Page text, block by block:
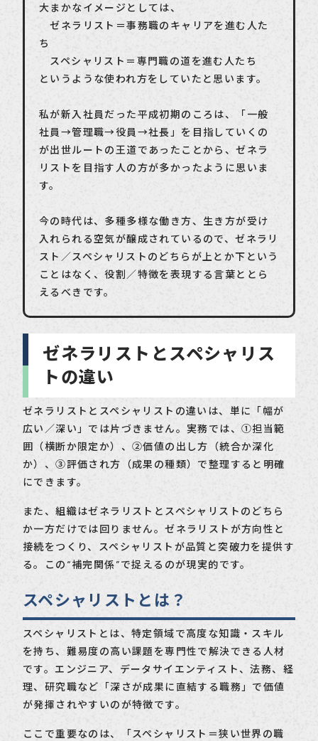
大まかなイメージとしては、
ゼネラリスト＝事務職のキャリアを進む人た
ち
スペシャリスト＝専門職の道を進む人たち
というような使われ方をしていたと思います。
私が新入社員だった平成初期のころは、「一般
社員→管理職→役員→社長」を目指していくの
が出世ルートの王道であったことから、ゼネラ
リストを目指す人の方が多かったように思いま
す。
今の時代は、多種多様な働き方、生き方が受け
入れられる空気が醸成されているので、ゼネラリ
スト／スペシャリストのどちらが上とか下という
ことはなく、役割／特徴を表現する言葉ととら
えるべきです。
ゼネラリストとスペシャリス
トの違い
ゼネラリストとスペシャリストの違いは、単に「幅が
広い／深い」では片づきません。実務では、①担当範
囲（横断か限定か）、②価値の出し方（統合か深化
か）、③評価され方（成果の種類）で整理すると明確
にできます。
また、組織はゼネラリストとスペシャリストのどちら
か一方だけでは回りません。ゼネラリストが方向性と
接続をつくり、スペシャリストが品質と突破力を提供す
る。この“補完関係”で捉えるのが現実的です。
スペシャリストとは？
スペシャリストとは、特定領域で高度な知識・スキル
を持ち、難易度の高い課題を専門性で解決できる人材
です。エンジニア、データサイエンティスト、法務、経
理、研究職など「深さが成果に直結する職務」で価値
が発揮されやすいのが特徴です。
ここで重要なのは、「スペシャリスト＝狭い世界の職